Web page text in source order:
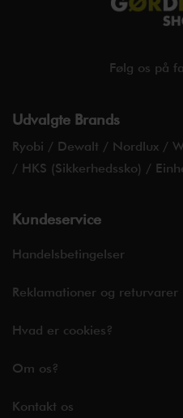
Følg os på
Udvalgte Brands
Ryobi / Dewalt / Nordlux /
/ HKS (Sikkerhedssko) /
Kundeservice
Handelsbetingelser
Reklamationer og returvarer
Hvad er cookies?
Om os?
Kontakt os